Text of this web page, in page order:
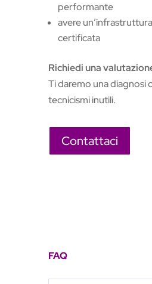
performante
avere
certificata
Richiedi una
Ti daremo una diagnosi
tecnicismi inutili.
Contattaci
FAQ